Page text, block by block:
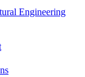
Engineering